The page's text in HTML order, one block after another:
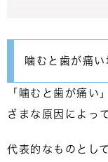
噛むと歯が痛
「噛むと歯が痛い
ざまな原因によっ
代表的なものとし